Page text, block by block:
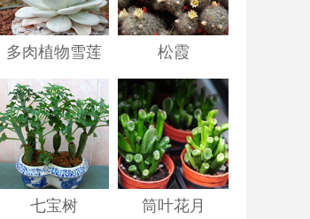
多肉植物雪莲 松霞
七宝树 筒叶花月